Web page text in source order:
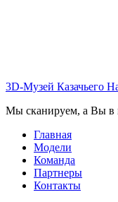
3D-Музей Казачьего
Мы сканируем, а Вы в
Главная
Модели
Команда
Партнеры
Контакты